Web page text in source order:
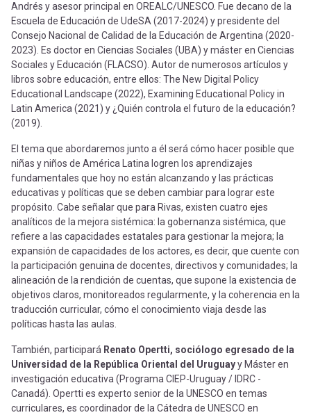
Andrés y asesor principal en OREALC/UNESCO. Fue decano de la
Escuela de Educación de UdeSA (2017-2024) y presidente del
Consejo Nacional de Calidad de la Educación de Argentina (2020-
2023). Es doctor en Ciencias Sociales (UBA) y máster en Ciencias
Sociales y Educación (FLACSO). Autor de numerosos artículos y
libros sobre educación, entre ellos: The New Digital Policy
Educational Landscape (2022), Examining Educational Policy in
Latin America (2021) y ¿Quién controla el futuro de la educación?
(2019).
El tema que abordaremos junto a él será cómo hacer posible que
niñas y niños de América Latina logren los aprendizajes
fundamentales que hoy no están alcanzando y las prácticas
educativas y políticas que se deben cambiar para lograr este
propósito. Cabe señalar que para Rivas, existen cuatro ejes
analíticos de la mejora sistémica: la gobernanza sistémica, que
refiere a las capacidades estatales para gestionar la mejora; la
expansión de capacidades de los actores, es decir, que cuente con
la participación genuina de docentes, directivos y comunidades; la
alineación de la rendición de cuentas, que supone la existencia de
objetivos claros, monitoreados regularmente, y la coherencia en la
traducción curricular, cómo el conocimiento viaja desde las
políticas hasta las aulas.
También, participará Renato Opertti, sociólogo egresado de la
Universidad de la República Oriental del Uruguayy Máster en
investigación educativa (Programa CIEP-Uruguay / IDRC -
Canadá). Opertti es experto senior de la UNESCO en temas
curriculares, es coordinador de la Cátedra de UNESCO en